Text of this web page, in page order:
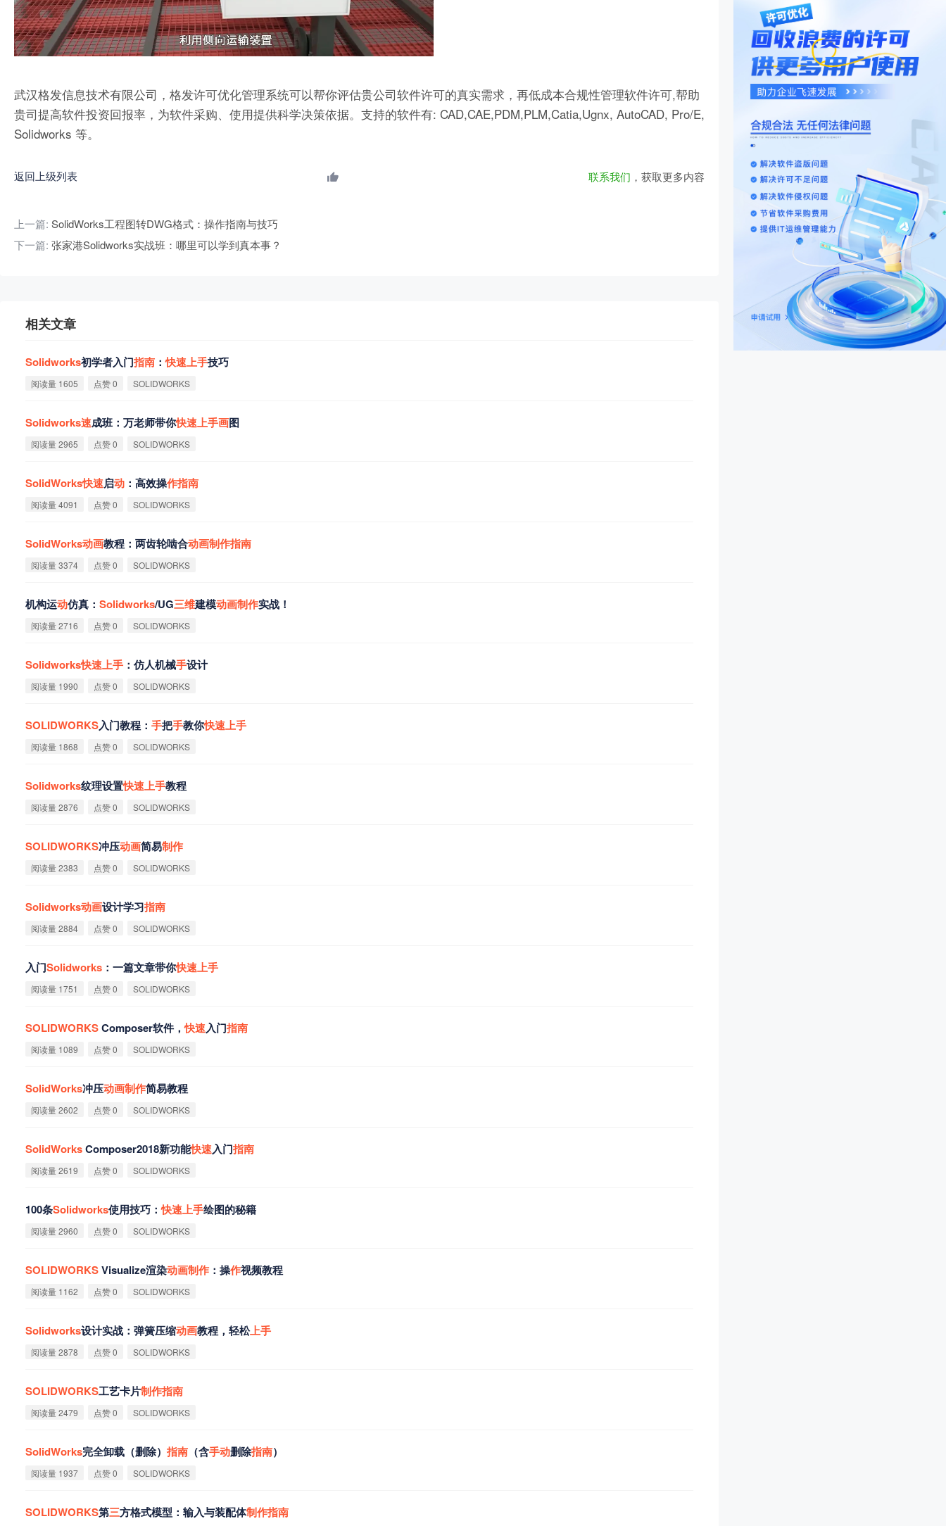
武汉格发信息技术有限公司，格发许可优化管理系统可以帮你评估贵公司软件许可的真实需求，再低成本合规性管理软件许可,帮助
贵司提高软件投资回报率，为软件采购、使用提供科学决策依据。支持的软件有: CAD,CAE,PDM,PLM,Catia,Ugnx, AutoCAD, Pro/E,
Solidworks 等。
返回上级列表 联系我们 ，获取更多内容
上一篇: SolidWorks工程图转DWG格式：操作指南与技巧
下一篇: 张家港Solidworks实战班：哪里可以学到真本事？
相关文章
Solidworks初学者入门指南 ：快速上手技巧
阅读量 1605 点赞 0 SOLIDWORKS
Solidworks速成班：万老师带你快速上手画图
阅读量 2965 点赞 0 SOLIDWORKS
SolidWorks快速启动 ：高效操作指南
阅读量 4091 点赞 0 SOLIDWORKS
SolidWorks动画教程：两齿轮啮合动画制作指南
阅读量 3374 点赞 0 SOLIDWORKS
机构运动仿真： Solidworks/UG三维建模动画制作实战！
阅读量 2716 点赞 0 SOLIDWORKS
Solidworks快速上手 ：仿人机械手设计
阅读量 1990 点赞 0 SOLIDWORKS
SOLIDWORKS入门教程： 手把手教你快速上手
阅读量 1868 点赞 0 SOLIDWORKS
Solidworks纹理设置快速上手教程
阅读量 2876 点赞 0 SOLIDWORKS
SOLIDWORKS冲压动画简易制作
阅读量 2383 点赞 0 SOLIDWORKS
Solidworks动画设计学习指南
阅读量 2884 点赞 0 SOLIDWORKS
入门Solidworks ：一篇文章带你快速上手
阅读量 1751 点赞 0 SOLIDWORKS
SOLIDWORKSComposer软件，快速入门指南
阅读量 1089 点赞 0 SOLIDWORKS
SolidWorks冲压动画制作简易教程
阅读量 2602 点赞 0 SOLIDWORKS
SolidWorksComposer2018新功能快速入门指南
阅读量 2619 点赞 0 SOLIDWORKS
100条Solidworks使用技巧：快速上手绘图的秘籍
阅读量 2960 点赞 0 SOLIDWORKS
SOLIDWORKSVisualize渲染动画制作 ：操作视频教程
阅读量 1162 点赞 0 SOLIDWORKS
Solidworks设计实战：弹簧压缩动画教程，轻松上手
阅读量 2878 点赞 0 SOLIDWORKS
SOLIDWORKS工艺卡片制作指南
阅读量 2479 点赞 0 SOLIDWORKS
SolidWorks完全卸载（删除） 指南 （含手动删除指南）
阅读量 1937 点赞 0 SOLIDWORKS
SOLIDWORKS第三方格式模型：输入与装配体制作指南